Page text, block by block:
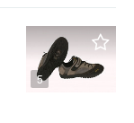
5